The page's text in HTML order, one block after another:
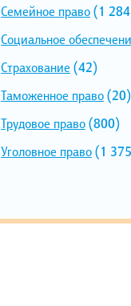
Семейное право(1
Социальное
Страхование (42)
Таможенное право(20)
Трудовое право(800)
Уголовное право(1